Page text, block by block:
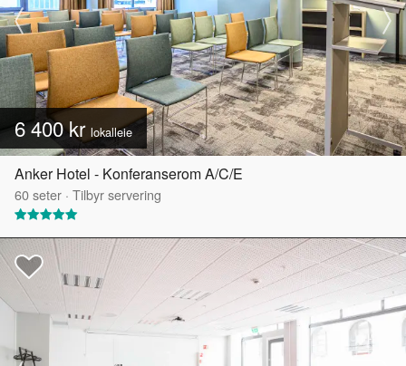
6 400 kr lokalleie
Anker Hotel - Konferanserom A/C/E
60seter · Tilbyr servering